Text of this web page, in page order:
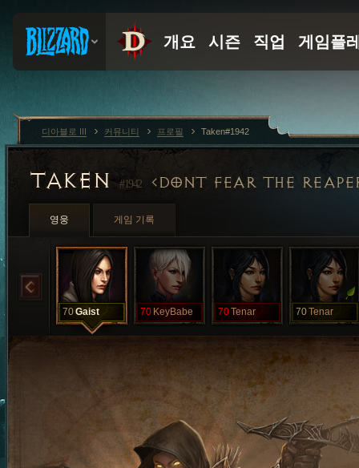
TAKEN#1942 DONT FEAR THE
영웅 게임 기록
70Gaist 70 KeyBabe 70Tenar 70Tenar
디아블로 III 커뮤니티 프로필 Taken#1942